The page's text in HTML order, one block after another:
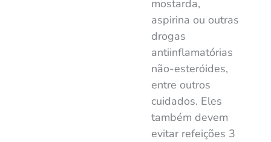
mostarda,
aspirina ou outras
drogas
antiinflamatórias
não-esteróides,
entre outros
cuidados. Eles
também devem
evitar refeições 3